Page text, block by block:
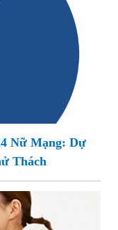
Nữ Mạng: Dự
Thách